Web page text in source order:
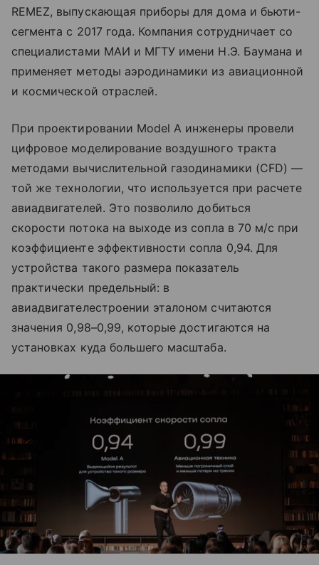
REMEZ, выпускающая приборы для дома и бьюти-
сегмента с 2017 года. Компания сотрудничает со
специалистами МАИ и МГТУ имени Н.Э. Баумана и
применяет методы аэродинамики из авиационной
и космической отраслей.
При проектировании Model A инженеры провели
цифровое моделирование воздушного тракта
методами вычислительной газодинамики (CFD) —
той же технологии, что используется при расчете
авиадвигателей. Это позволило добиться
скорости потока на выходе из сопла в 70 м/с при
коэффициенте эффективности сопла 0,94. Для
устройства такого размера показатель
практически предельный: в
авиадвигателестроении эталоном считаются
значения 0,98–0,99, которые достигаются на
установках куда большего масштаба.